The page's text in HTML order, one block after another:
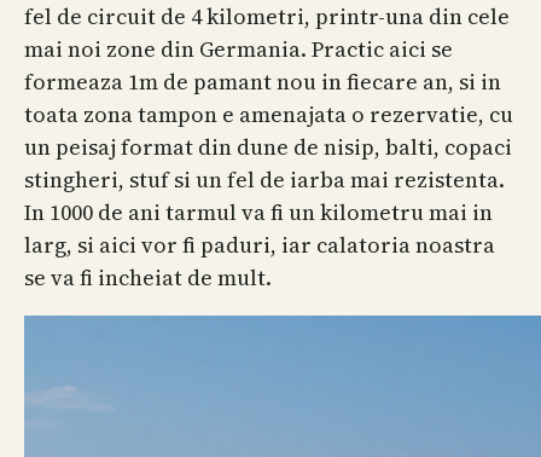
fel de circuit de 4 kilometri, printr-una din cele
mai noi zone din Germania. Practic aici se
formeaza 1m de pamant nou in fiecare an, si in
toata zona tampon e amenajata o rezervatie, cu
un peisaj format din dune de nisip, balti, copaci
stingheri, stuf si un fel de iarba mai rezistenta.
In 1000 de ani tarmul va fi un kilometru mai in
larg, si aici vor fi paduri, iar calatoria noastra
se va fi incheiat de mult.